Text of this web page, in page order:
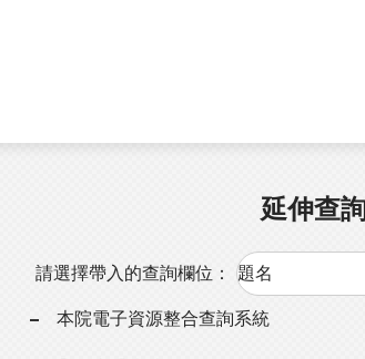
延伸查詢
請選擇帶入的查詢欄位：
本院電子資源整合查詢系統